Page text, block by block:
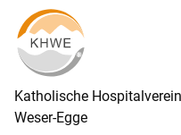
Katholische
Weser-Egge